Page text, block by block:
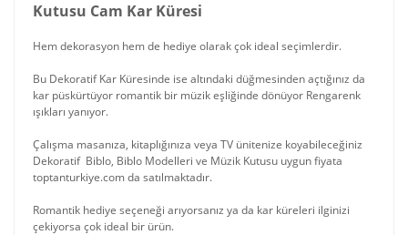
Kutusu Cam Kar Küresi
Hem dekorasyon hem de hediye olarak çok ideal seçimlerdir.
Bu Dekoratif Kar Küresinde ise altındaki düğmesinden açtığınız da
kar püskürtüyor romantik bir müzik eşliğinde dönüyor Rengarenk
ışıkları yanıyor.
Çalışma masanıza, kitaplığınıza veya TV ünitenize koyabileceğiniz
Dekoratif Biblo, Biblo Modelleri ve Müzik Kutusu uygun fiyata
toptanturkiye.com da satılmaktadır.
Romantik hediye seçeneği arıyorsanız ya da kar küreleri ilginizi
çekiyorsa çok ideal bir ürün.